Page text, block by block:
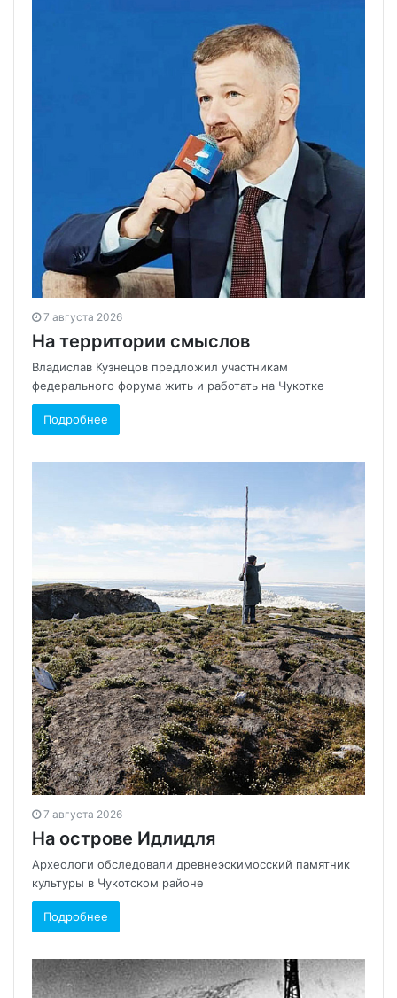
7 августа 2026
На территории смыслов
Владислав Кузнецов предложил участникам
федерального форума жить и работать на Чукотке
Подробнее
7 августа 2026
На острове Идлидля
Археологи обследовали древнеэскимосский памятник
культуры в Чукотском районе
Подробнее